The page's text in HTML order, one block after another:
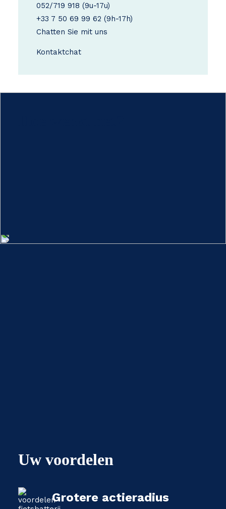
052/719 918 (9u-17u)
+33 7 50 69 99 62 (9h-17h)
Chatten Sie mit uns
Kontaktchat
Uw voordelen
Grotere actieradius